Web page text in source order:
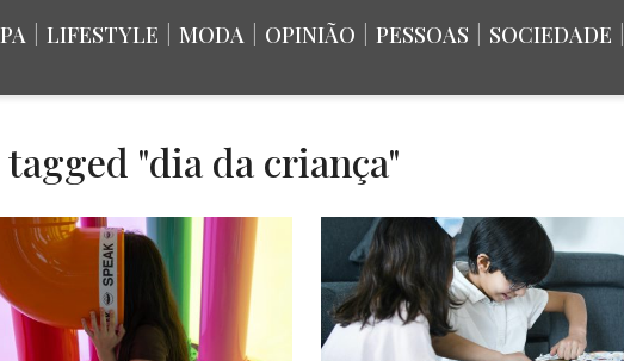
LIFESTYLE MODA OPINIÃO PESSOAS SOCIEDADE
"dia da criança"